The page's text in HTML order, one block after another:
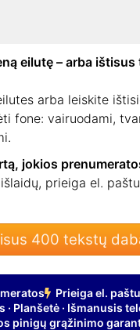
eilutę – arba
arba leiskite
fone: vairuodami,
jokios
prieiga el.
400 tekstų
Prieiga el.
· Planšetė · Išmanusis
pinigų grąžinimo